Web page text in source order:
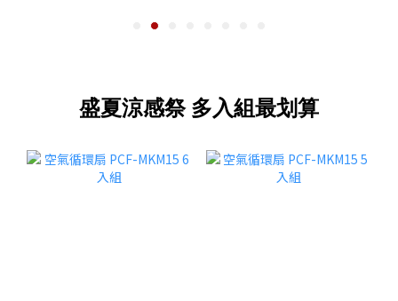
盛夏涼感祭 多入組最划算